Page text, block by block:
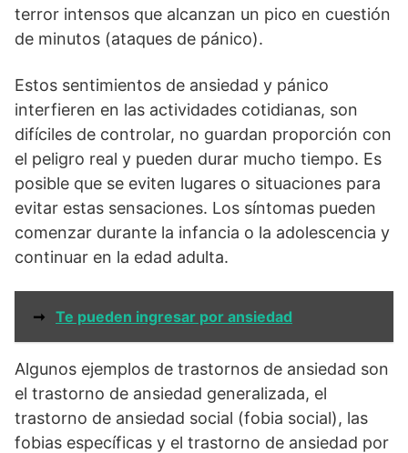
terror intensos que alcanzan un pico en cuestión
de minutos (ataques de pánico).
Estos sentimientos de ansiedad y pánico
interfieren en las actividades cotidianas, son
difíciles de controlar, no guardan proporción con
el peligro real y pueden durar mucho tiempo. Es
posible que se eviten lugares o situaciones para
evitar estas sensaciones. Los síntomas pueden
comenzar durante la infancia o la adolescencia y
continuar en la edad adulta.
➞ Te pueden ingresar por ansiedad
Algunos ejemplos de trastornos de ansiedad son
el trastorno de ansiedad generalizada, el
trastorno de ansiedad social (fobia social), las
fobias específicas y el trastorno de ansiedad por